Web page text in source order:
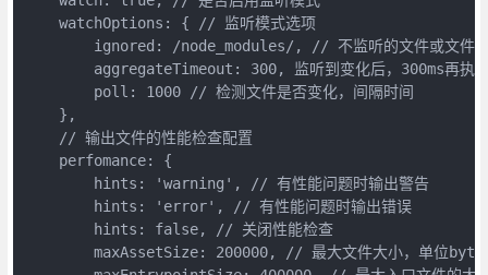
    watchOptions: { // 监听模式选项
ignored: /node_modules/, // 不监听的文件或文件夹
aggregateTimeout: 300, 监听到变化后，300ms再执行
        poll: 1000 // 检测文件是否变化，间隔时间
    },
    // 输出文件的性能检查配置
    perfomance: {
        hints: 'warning', // 有性能问题时输出警告
        hints: 'error', // 有性能问题时输出错误
        hints: false, // 关闭性能检查
maxAssetSize: 200000, // 最大文件大小，单位